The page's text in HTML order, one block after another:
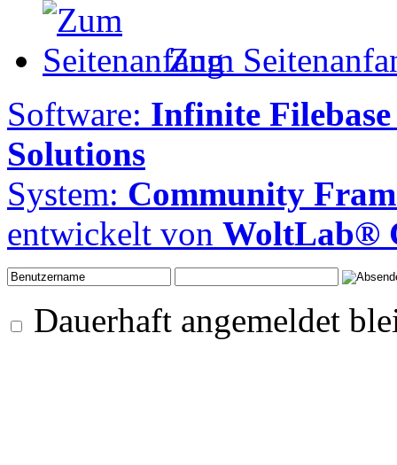
Zum
Software: Infinite Filebase
Solutions
System: Community
entwickelt von WoltLab®
Dauerhaft angemeldet